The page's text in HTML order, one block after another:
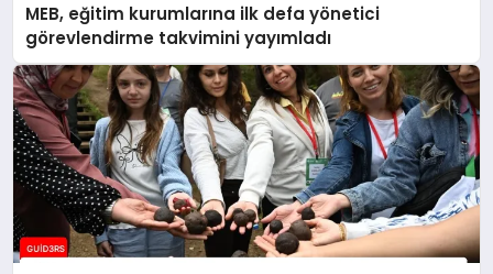
MEB, eğitim kurumlarına ilk defa yönetici
görevlendirme takvimini yayımladı